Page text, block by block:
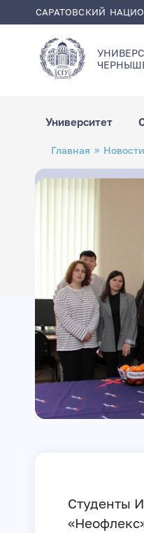
содержанию
САРАТОВСКИЙ
Университет
Строка
навигации
Главная Новости
Студенты